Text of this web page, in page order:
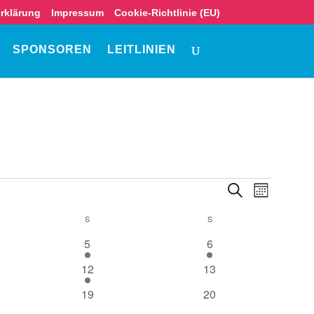
Impressum Cookie-Richtlinie (EU)
SPONSOREN LEITLINIEN
Suche
Monat
S SSONNTAG
1
Veranstaltung
5
1
Veranstaltung
6
1
Veranstaltung
12
0
13
0
19
0
20